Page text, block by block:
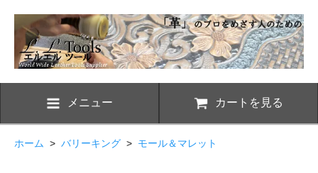
メニュー カートを見る
ホーム > バリーキング > モール＆マレット